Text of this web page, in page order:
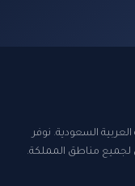
السعودية. نوفر
لجميع مناطق المملكة.